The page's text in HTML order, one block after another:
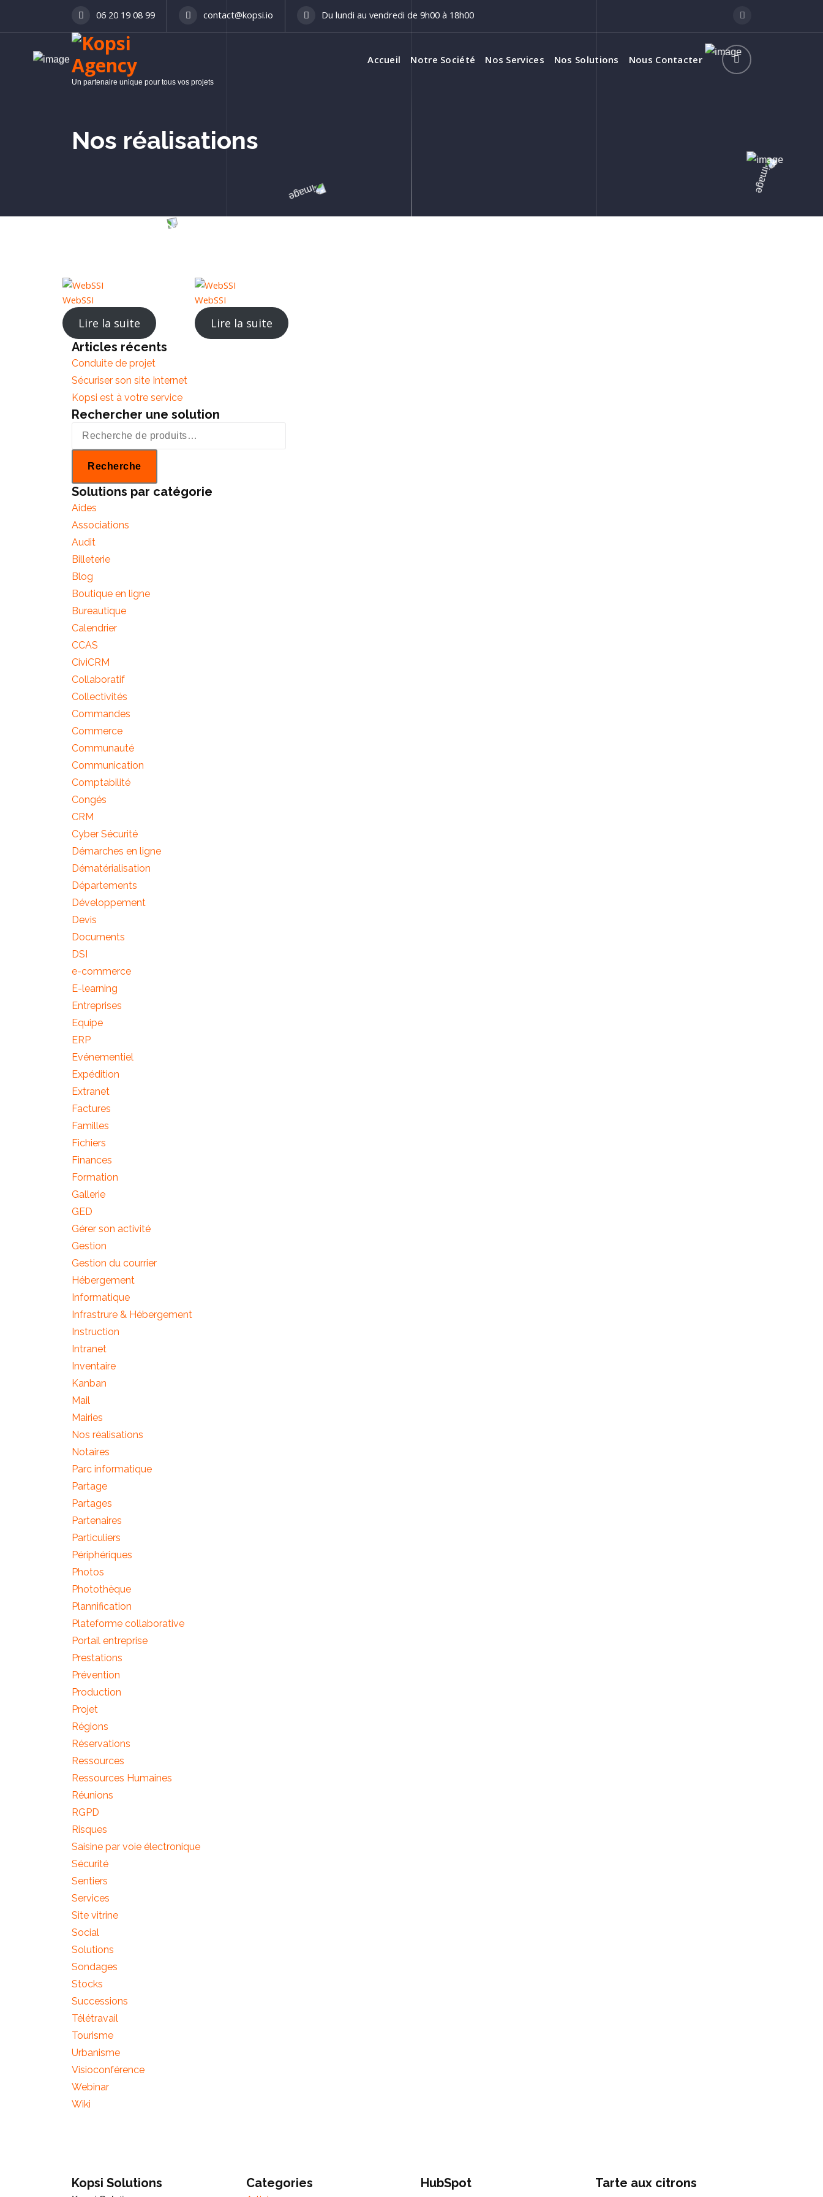
06 20 19 08 99 contact@kopsi.io Du lundi au vendredi de 9h00 à 18h00
Un partenaire unique pour tous vos projets
Accueil Notre Société Nos Services Nos Solutions Nous Contacter
Nos réalisations
WebSSI
Lire la suite
WebSSI
Lire la suite
Articles récents
Conduite de projet
Sécuriser son site Internet
Kopsi est à votre service
Rechercher une solution
e
h
e
Recherche
Solutions par catégorie
Aides
Associations
Audit
Billeterie
Blog
Boutique en ligne
Bureautique
Calendrier
CCAS
CiviCRM
Collaboratif
Collectivités
Commandes
Commerce
Communauté
Communication
Comptabilité
Congés
CRM
Cyber Sécurité
Démarches en ligne
Dématérialisation
Départements
Développement
Devis
Documents
DSI
e-commerce
E-learning
Entreprises
Equipe
ERP
Evénementiel
Expédition
Extranet
Factures
Familles
Fichiers
Finances
Formation
Gallerie
GED
Gérer son activité
Gestion
Gestion du courrier
Hébergement
Informatique
Infrastrure & Hébergement
Instruction
Intranet
Inventaire
Kanban
Mail
Mairies
Nos réalisations
Notaires
Parc informatique
Partage
Partages
Partenaires
Particuliers
Périphériques
Photos
Photothèque
Plannification
Plateforme collaborative
Portail entreprise
Prestations
Prévention
Production
Projet
Régions
Réservations
Ressources
Ressources Humaines
Réunions
RGPD
Risques
Saisine par voie électronique
Sécurité
Sentiers
Services
Site vitrine
Social
Solutions
Sondages
Stocks
Successions
Télétravail
Tourisme
Urbanisme
Visioconférence
Webinar
Wiki
Kopsi Solutions Categories HubSpot Tarte aux citrons